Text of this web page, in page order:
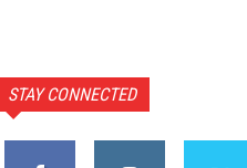
STAY CONNECTED